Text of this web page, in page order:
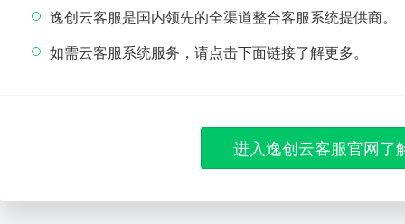
逸创云客服是国内领先的全渠道整合客服系统提供商。
如需云客服系统服务，请点击下面链接了解更多。
进入逸创云客服官网了